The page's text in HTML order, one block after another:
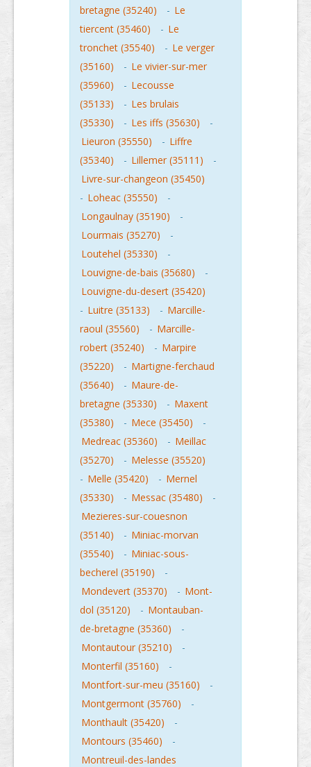
bretagne (35240)
- Le
tiercent (35460)
- Le
tronchet (35540)
- Le verger
(35160)
- Le vivier-sur-mer
(35960)
- Lecousse
(35133)
- Les brulais
(35330)
- Les iffs (35630)
-
Lieuron (35550)
- Liffre
(35340)
- Lillemer (35111)
-
Livre-sur-changeon (35450)
- Loheac (35550)
-
Longaulnay (35190)
-
Lourmais (35270)
-
Loutehel (35330)
-
Louvigne-de-bais (35680)
-
Louvigne-du-desert (35420)
- Luitre (35133) - Marcille-
raoul (35560)
- Marcille-
robert (35240)
- Marpire
(35220)
- Martigne-ferchaud
(35640)
- Maure-de-
bretagne (35330)
- Maxent
(35380)
- Mece (35450)
-
Medreac (35360)
- Meillac
(35270)
- Melesse (35520)
- Melle (35420) - Mernel
(35330)
- Messac (35480)
-
Mezieres-sur-couesnon
(35140)
- Miniac-morvan
(35540)
- Miniac-sous-
becherel (35190)
-
Mondevert (35370)
- Mont-
dol (35120)
- Montauban-
de-bretagne (35360)
-
Montautour (35210)
-
Monterfil (35160)
-
Montfort-sur-meu (35160)
-
Montgermont (35760)
-
Monthault (35420)
-
Montours (35460)
-
Montreuil-des-landes